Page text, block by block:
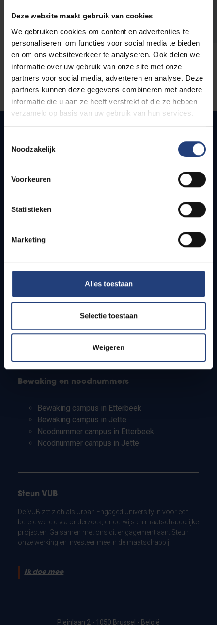
Deze website maakt gebruik van cookies
We gebruiken cookies om content en advertenties te
personaliseren, om functies voor social media te bieden
en om ons websiteverkeer te analyseren. Ook delen we
informatie over uw gebruik van onze site met onze
partners voor social media, adverteren en analyse. Deze
partners kunnen deze gegevens combineren met andere
informatie die u aan ze heeft verstrekt of die ze hebben
verzameld op basis van uw gebruik van hun services.
Noodzakelijk
Voorkeuren
Statistieken
Marketing
Alles toestaan
Selectie toestaan
Weigeren
Snel naar
Bereikbaarheid
Studenten
PhD-studenten
Leerkrachten en secundaire scholen
Bewaking en noodnummers
Bewaking campus in Etterbeek
Bewaking campus in Jette
Noodnummer campus in Etterbeek
Noodnummer campus in Jette
Steun VUB
De VUB zet zich als Urban Engaged University in voor een
betere wereld via onderzoek, onderwijs en maatschappelijke
projecten. Ga samen met ons dit engagement aan. Steun
onze werking en investeer mee in de maatschappij.
Ik doe mee
Pleinlaan 2 - 1050 Brussel - België